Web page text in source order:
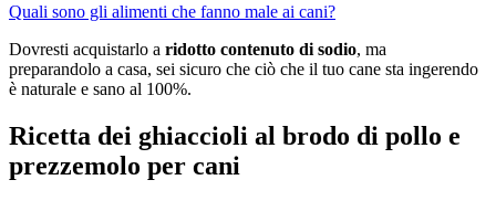
Quali sono gli alimenti che fanno male ai cani?
Dovresti acquistarlo a ridotto contenuto di sodio, ma
preparandolo a casa, sei sicuro che ciò che il tuo cane sta ingerendo
è naturale e sano al 100%.
Ricetta dei ghiaccioli al brodo di pollo e
prezzemolo per cani